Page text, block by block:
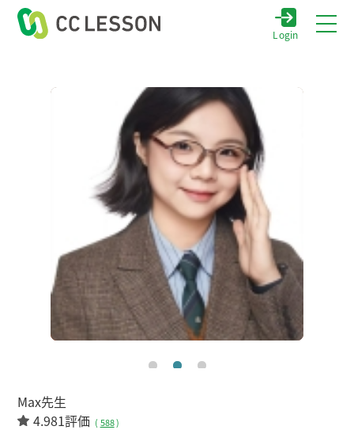
Login
Max先生
4.981評価 ( 588)